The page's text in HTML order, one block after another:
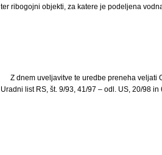
ter ribogojni objekti, za katere je podeljena
Z dnem uveljavitve te uredbe preneha veljati
Uradni list RS, št. 9/93, 41/97 – odl. US, 20/98 in